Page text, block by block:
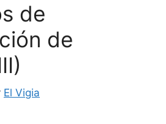
de
de
El Vigia